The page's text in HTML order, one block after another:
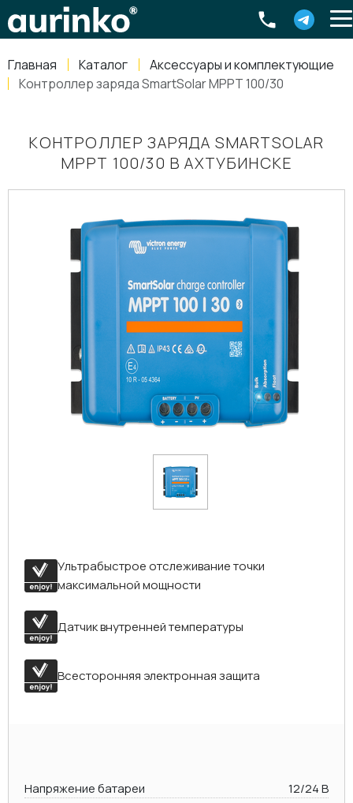
Главная Каталог
Аксессуары и комплектующие
Контроллер заряда SmartSolar MPPT 100/30
КОНТРОЛЛЕР ЗАРЯДА SMARTSOLAR
MPPT 100/30 В АХТУБИНСКЕ
Ультрабыстрое отслеживание точки
максимальной мощности
Датчик внутренней температуры
Всесторонняя электронная защита
Напряжение батареи
12/24 В
Россия, Свердловская область Екатеринбург ,
8-800-770-79-40